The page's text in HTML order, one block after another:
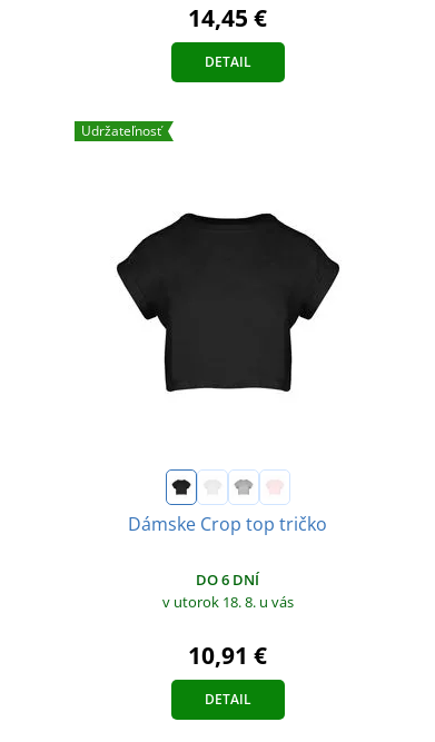
14,45 €
DETAIL
Udržateľnosť
Dámske Crop top tričko
DO 6 DNÍ
v utorok 18. 8. u vás
10,91 €
DETAIL